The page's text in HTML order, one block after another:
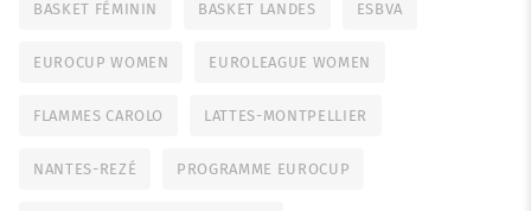
BASKET FÉMININ BASKET LANDES ESBVA
EUROCUP WOMEN EUROLEAGUE WOMEN
FLAMMES CAROLO LATTES-MONTPELLIER
NANTES-REZÉ PROGRAMME EUROCUP